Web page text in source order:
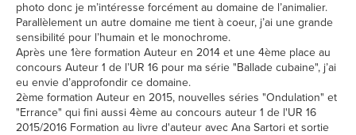
photo donc je m’intéresse forcément au domaine de l’animalier.
Parallèlement un autre domaine me tient à coeur, j’ai une grande
sensibilité pour l’humain et le monochrome.
Après une 1ère formation Auteur en 2014 et une 4ème place au
concours Auteur 1 de l’UR 16 pour ma série "Ballade cubaine", j’ai
eu envie d’approfondir ce domaine.
2ème formation Auteur en 2015, nouvelles séries "Ondulation" et
"Errance" qui fini aussi 4ème au concours auteur 1 de l'UR 16
2015/2016 Formation au livre d'auteur avec Ana Sartori et sortie